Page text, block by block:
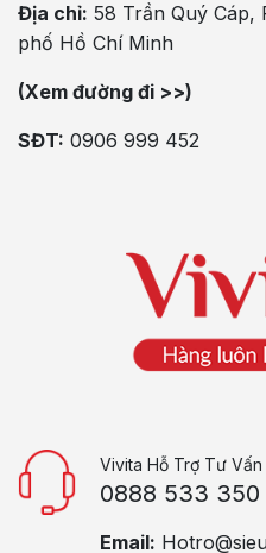
Địa chỉ: 58 Trần Quý Cáp,
phố Hồ Chí Minh
(Xem đường đi >>)
SĐT: 0906 999 452
Vivita Hỗ Trợ Tư
0888 533 350
Email: